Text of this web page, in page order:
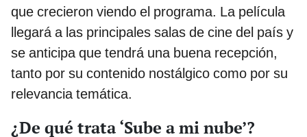
que crecieron viendo el programa. La película
llegará a las principales salas de cine del país y
se anticipa que tendrá una buena recepción,
tanto por su contenido nostálgico como por su
relevancia temática.
¿De qué trata ‘Sube a mi nube’?